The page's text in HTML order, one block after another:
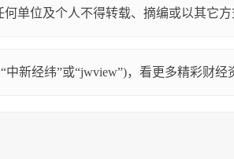
单位及个人不得转载、摘编或以其它方
新经纬”或“jwview”)，看更多精彩财经